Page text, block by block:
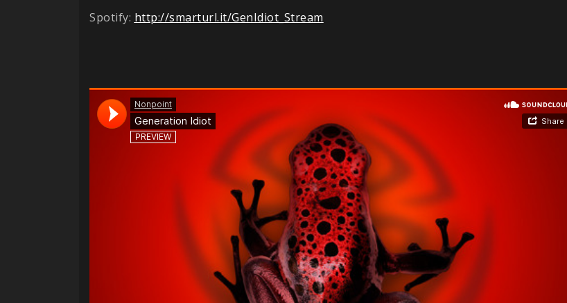
Spotify: http://smarturl.it/GenIdiot_Stream